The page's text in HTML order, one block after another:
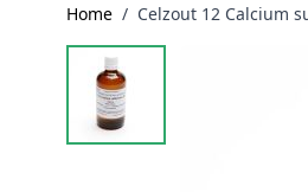
Home / Celzout 12 Calcium